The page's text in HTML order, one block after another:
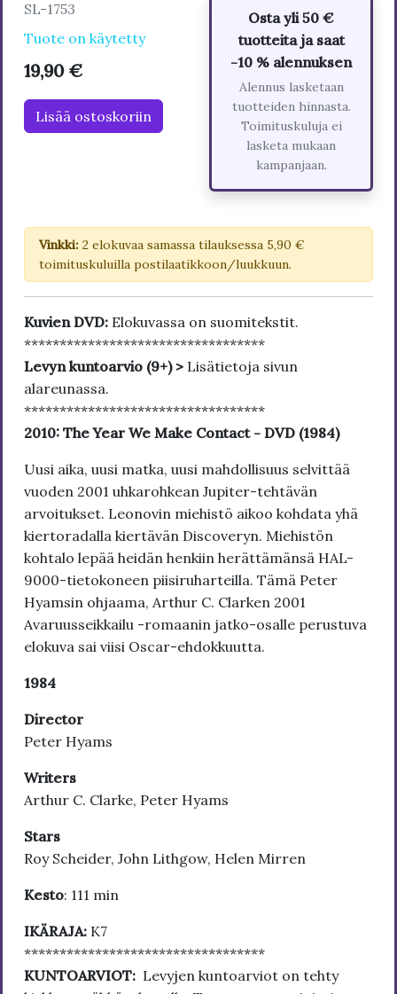
SL-1753
Tuote on käytetty
19,90 €
Lisää ostoskoriin
Osta yli 50 €
tuotteita ja saat
-10 % alennuksen
Alennus lasketaan
tuotteiden hinnasta.
Toimituskuluja ei
lasketa mukaan
kampanjaan.
Vinkki: 2 elokuvaa samassa tilauksessa 5,90 €
toimituskuluilla postilaatikkoon/luukkuun.
Kuvien DVD: Elokuvassa on suomitekstit.
**********************************
Levyn kuntoarvio (9+) > Lisätietoja sivun
alareunassa.
**********************************
2010: The Year We Make Contact - DVD (1984)
Uusi aika, uusi matka, uusi mahdollisuus selvittää
vuoden 2001 uhkarohkean Jupiter-tehtävän
arvoitukset. Leonovin miehistö aikoo kohdata yhä
kiertoradalla kiertävän Discoveryn. Miehistön
kohtalo lepää heidän henkiin herättämänsä HAL-
9000-tietokoneen piisiruharteilla. Tämä Peter
Hyamsin ohjaama, Arthur C. Clarken 2001
Avaruusseikkailu -romaanin jatko-osalle perustuva
elokuva sai viisi Oscar-ehdokkuutta.
1984
Director
Peter Hyams
Writers
Arthur C. Clarke, Peter Hyams
Stars
Roy Scheider, John Lithgow, Helen Mirren
Kesto: 111 min
IKÄRAJA: K7
**********************************
KUNTOARVIOT: Levyjen kuntoarviot on tehty